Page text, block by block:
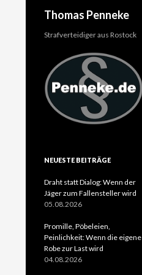
Thomas Penneke
Strafverteidiger aus Rostock
NEUESTE BEITRÄGE
Draht statt Dialog: Wenn der
Jäger zum Fallensteller wird
05.08.2026
Promille, Pöbeleien,
Peinlichkeit: Wenn die eigene
Robe zur Last wird
04.08.2026